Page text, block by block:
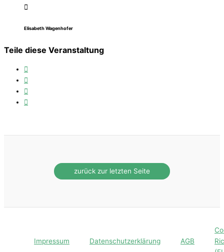
Elisabeth Wagenhofer
Teile diese Veranstaltung
Impressum Datenschutzerklärung AGB